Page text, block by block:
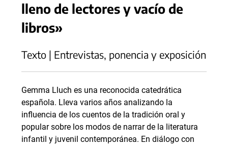
lleno de lectores y vacío de
libros»
Texto | Entrevistas, ponencia y exposición
Gemma Lluch es una reconocida catedrática
española. Lleva varios años analizando la
influencia de los cuentos de la tradición oral y
popular sobre los modos de narrar de la literatura
infantil y juvenil contemporánea. En diálogo con